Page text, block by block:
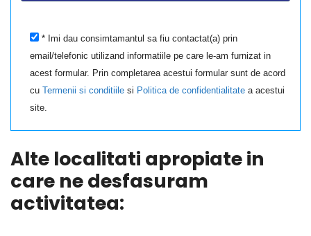
* Imi dau consimtamantul sa fiu contactat(a) prin
email/telefonic utilizand informatiile pe care le-am furnizat in
acest formular. Prin completarea acestui formular sunt de acord
cuTermenii si conditiile si Politica de confidentialitate a acestui
site.
Alte localitati apropiate in
care ne desfasuram
activitatea: